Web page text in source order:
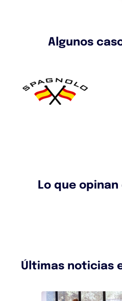
Algunos
Lo que
Últimas noticias